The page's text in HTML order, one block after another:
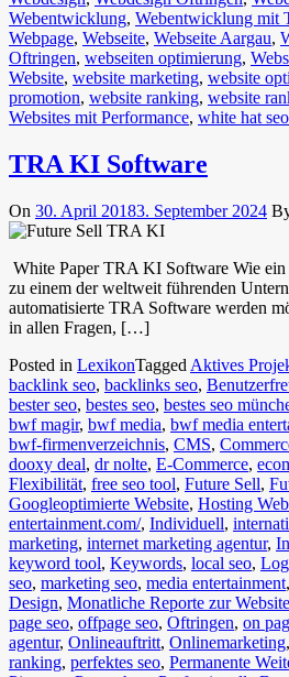
Webentwicklung, Webentwicklung mit
Webpage, Webseite, Webseite Aargau,
Oftringen, webseiten optimierung,
Website, website marketing, website
promotion, website ranking, website
Websites mit Performance, white hat seo
TRA KI Software
On 30. April 20183. September 2024
White Paper TRA KI Software Wie ein
zu einem der weltweit führenden
automatisierte TRA Software werden
in allen Fragen, […]
Posted in LexikonTagged Aktives
backlink seo, backlinks seo,
bester seo, bestes seo, bestes seo
bwf magir, bwf media, bwf media
bwf-firmenverzeichnis, CMS,
dooxy deal, dr nolte, E-Commerce,
Flexibilität, free seo tool, Future Sell,
Googleoptimierte Website, Hosting
entertainment.com/, Individuell,
marketing, internet marketing agentur,
keyword tool, Keywords, local seo,
seo, marketing seo, media entertainment,
Design, Monatliche Reporte zur
page seo, offpage seo, Oftringen, on
agentur, Onlineauftritt, Onlinemarketing,
ranking, perfektes seo, Permanente